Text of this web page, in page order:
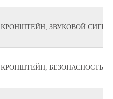
КРОНШТЕЙН, ЗВУКОВОЙ
КРОНШТЕЙН, БЕЗОПАСНОСТЬ